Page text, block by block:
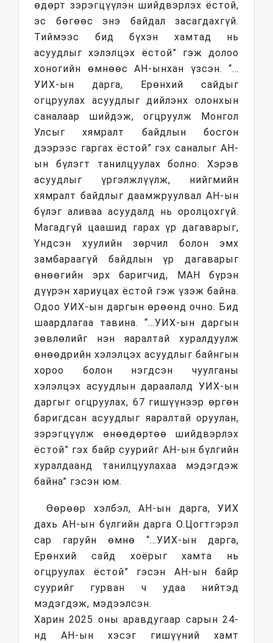
өдөрт зэрэгцүүлэн шийдвэрлэх ёстой,
эс бөгөөс энэ байдал засагдахгүй.
Тиймээс бид бүхэн хамтад нь
асуудлыг хэлэлцэх ёстой” гэж долоо
хоногийн өмнөөс АН-ынхан үзсэн. “…
УИХ-ын дарга, Ерөнхий сайдыг
огцруулах асуудлыг дийлэнх олонхын
саналаар шийдэж, огцруулж Монгол
Улсыг хямралт байдлын босгон
дээрээс гаргах ёстой” гэх саналыг АН-
ын бүлэгт танилцуулах болно. Хэрэв
асуудлыг үргэлжлүүлж, нийгмийн
хямралт байдлыг даамжруулвал АН-ын
бүлэг аливаа асуудалд нь оролцохгүй.
Магадгүй цаашид гарах үр дагаварыг,
Үндсэн хуулийн зөрчил болон эмх
замбараагүй байдлын үр дагаварыг
өнөөгийн эрх баригчид, МАН бүрэн
дүүрэн хариуцах ёстой гэж үзэж байна.
Одоо УИХ-ын даргын өрөөнд очно. Бид
шаардлагаа тавина. “…УИХ-ын даргын
зөвлөлийг нэн яаралтай хуралдуулж
өнөөдрийн хэлэлцэх асуудлыг байнгын
хороо болон нэгдсэн чуулганы
хэлэлцэх асуудлын дараалалд УИХ-ын
даргыг огцруулах, 67 гишүүнээр өргөн
баригдсан асуудлыг яаралтай оруулан,
зэрэгцүүлж өнөөдөртөө шийдвэрлэх
ёстой” гэх байр суурийг АН-ын бүлгийн
хуралдаанд танилцуулахаа мэдэгдэж
байна” гэсэн юм.
Өөрөөр хэлбэл, АН-ын дарга, УИХ
дахь АН-ын бүлгийн дарга О.Цогтгэрэл
сар гаруйн өмнө “…УИХ-ын дарга,
Ерөнхий сайд хоёрыг хамта нь
огцруулах ёстой” гэсэн АН-ын байр
суурийг гурван ч удаа нийтэд
мэдэгдэж, мэдээлсэн.
Харин 2025 оны аравдугаар сарын 24-
нд АН-ын хэсэг гишүүний хамт